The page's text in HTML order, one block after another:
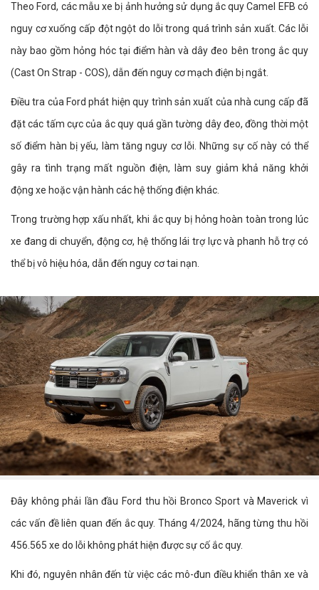
Theo Ford, các mẫu xe bị ảnh hưởng sử dụng ắc quy Camel EFB có
nguy cơ xuống cấp đột ngột do lỗi trong quá trình sản xuất. Các lỗi
này bao gồm hỏng hóc tại điểm hàn và dây đeo bên trong ắc quy
(Cast On Strap - COS), dẫn đến nguy cơ mạch điện bị ngắt.
Điều tra của Ford phát hiện quy trình sản xuất của nhà cung cấp đã
đặt các tấm cực của ắc quy quá gần tường dây đeo, đồng thời một
số điểm hàn bị yếu, làm tăng nguy cơ lỗi. Những sự cố này có thể
gây ra tình trạng mất nguồn điện, làm suy giảm khả năng khởi
động xe hoặc vận hành các hệ thống điện khác.
Trong trường hợp xấu nhất, khi ắc quy bị hỏng hoàn toàn trong lúc
xe đang di chuyển, động cơ, hệ thống lái trợ lực và phanh hỗ trợ có
thể bị vô hiệu hóa, dẫn đến nguy cơ tai nạn.
Đây không phải lần đầu Ford thu hồi Bronco Sport và Maverick vì
các vấn đề liên quan đến ắc quy. Tháng 4/2024, hãng từng thu hồi
456.565 xe do lỗi không phát hiện được sự cố ắc quy.
Khi đó, nguyên nhân đến từ việc các mô-đun điều khiển thân xe và